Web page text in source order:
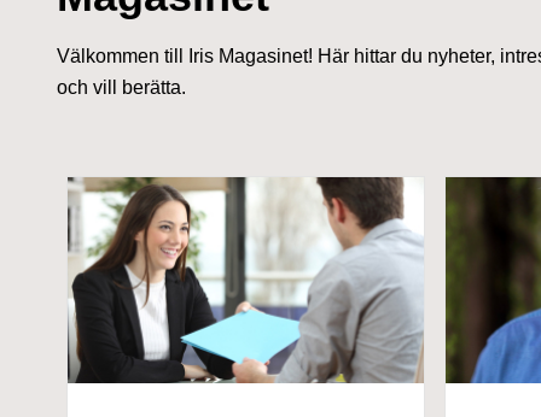
Välkommen till Iris Magasinet! Här hittar du nyheter,
och vill berätta.